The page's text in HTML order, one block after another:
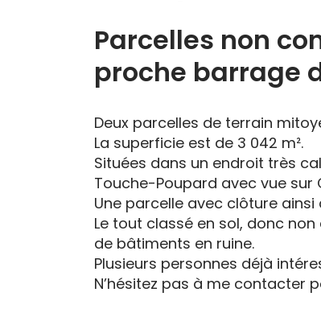
Parcelles non
proche barrage
Deux parcelles de terrain
La superficie est de 3 042 m².
Situées dans un endroit très
Touche-Poupard avec vue sur
Une parcelle avec clôture ainsi
Le tout classé en sol, donc
de bâtiments en ruine.
Plusieurs personnes déjà
N’hésitez pas à me contacter